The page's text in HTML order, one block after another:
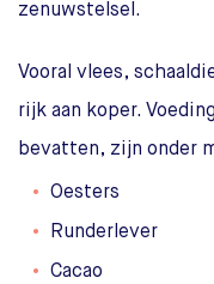
zenuwstelsel.
Vooral vlees,
rijk aan koper.
bevatten, zijn onder
Oesters
Runderlever
Cacao